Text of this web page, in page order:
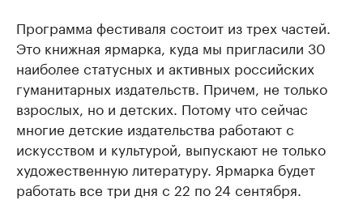
Программа фестиваля состоит из трех частей.
Это книжная ярмарка, куда мы пригласили 30
наиболее статусных и активных российских
гуманитарных издательств. Причем, не только
взрослых, но и детских. Потому что сейчас
многие детские издательства работают с
искусством и культурой, выпускают не только
художественную литературу. Ярмарка будет
работать все три дня с 22 по 24 сентября.